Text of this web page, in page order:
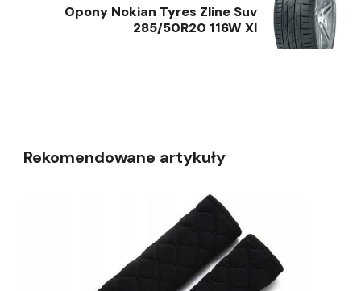
Opony Nokian Tyres Zline Suv
285/50R20 116W Xl
Rekomendowane artykuły